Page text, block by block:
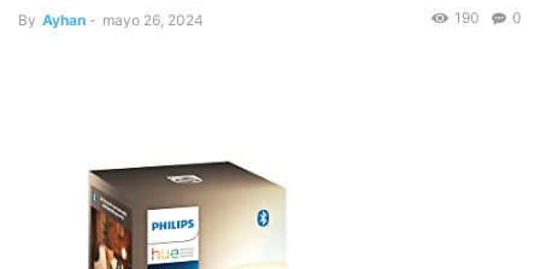
By Ayhan - mayo 26, 2024 0
190